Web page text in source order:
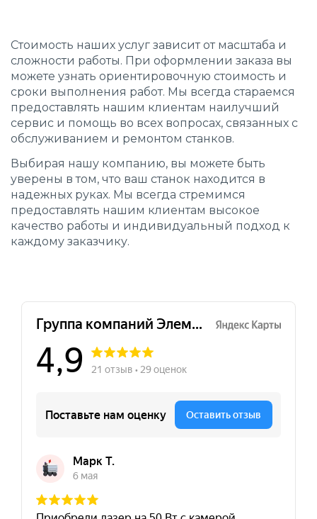
Стоимость наших услуг зависит от масштаба и
сложности работы. При оформлении заказа вы
можете узнать ориентировочную стоимость и
сроки выполнения работ. Мы всегда стараемся
предоставлять нашим клиентам наилучший
сервис и помощь во всех вопросах, связанных с
обслуживанием и ремонтом станков.
Выбирая нашу компанию, вы можете быть
уверены в том, что ваш станок находится в
надежных руках. Мы всегда стремимся
предоставлять нашим клиентам высокое
качество работы и индивидуальный подход к
каждому заказчику.